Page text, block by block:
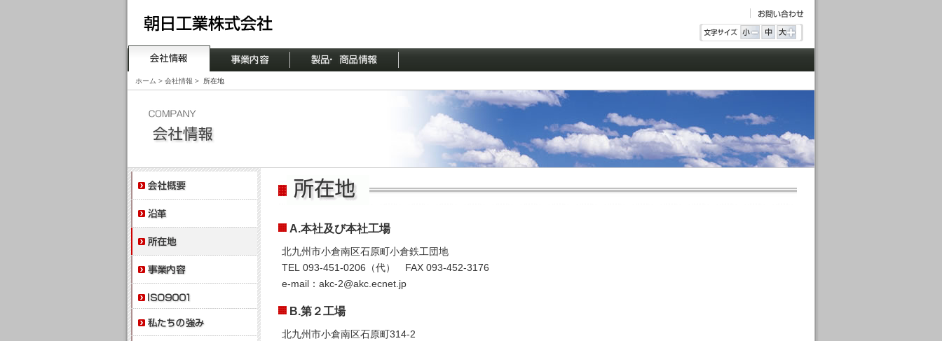
ホーム > 会社情報 > 所在地
A.本社及び本社工場
北九州市小倉南区石原町小倉鉄工団地
TEL 093-451-0206（代） FAX 093-452-3176
e-mail： akc-2@akc.ecnet.jp
B.第２工場
北九州市小倉南区石原町314-2